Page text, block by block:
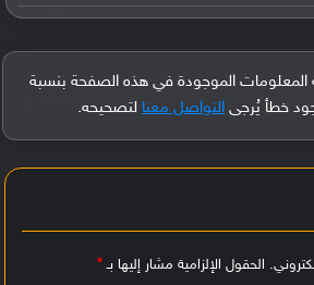
الموجودة في هذه الصفحة بنسبة
التواصل معنا لتصحيحه.
الحقول الإلزامية مشار إليها بـ*